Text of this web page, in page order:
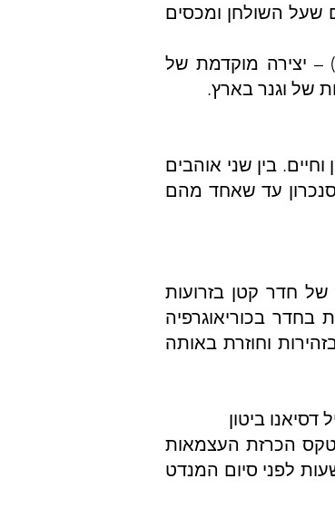
שעל השולחן ומכסים
– יצירה מוקדמת של
בין שני אוהבים
עד שאחד מהם
חדר קטן בזרועות
בכוריאוגרפיה
וחוזרת באותה
הכרזת העצמאות
שישי, ה' באייר תש"ח, 14 במאי 1948, בשעה 16:00, שמונה שעות לפני סיום המנדט